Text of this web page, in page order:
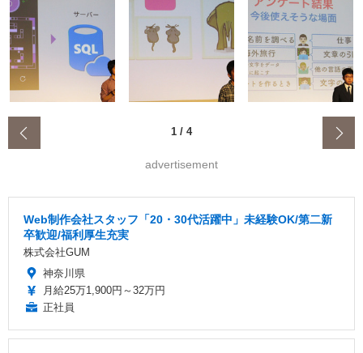
1 / 4
advertisement
Web制作会社スタッフ「20・30代活躍中」未経験OK/第二新
卒歓迎/福利厚生充実
株式会社GUM
神奈川県
月給25万1,900円～32万円
正社員